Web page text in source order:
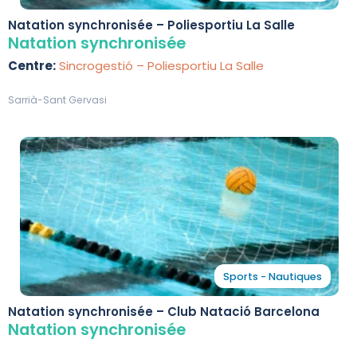
Natation synchronisée – Poliesportiu La Salle
Natation synchronisée
Centre:Sincrogestió – Poliesportiu La Salle
Sarrià-Sant Gervasi
Sports - Nautiques
Natation synchronisée – Club Natació Barcelona
Natation synchronisée